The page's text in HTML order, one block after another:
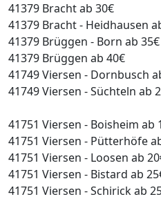
41379 Bracht ab 30€
41379 Bracht - Heidhausen
41379 Brüggen - Born ab 35€
41379 Brüggen ab 40€
41749 Viersen - Dornbusch
41749 Viersen - Süchteln ab
41751 Viersen - Boisheim ab
41751 Viersen - Pütterhöfe
41751 Viersen - Loosen ab
41751 Viersen - Bistard ab
41751 Viersen - Schirick ab